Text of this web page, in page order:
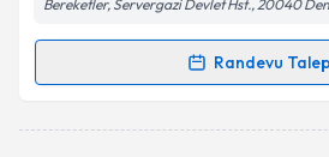
Bereketler, Servergazi Devlet Hst., 20040
Randevu
Randevu Takvimi Talebi